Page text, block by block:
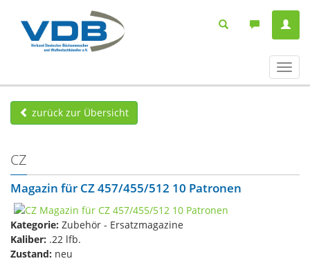
ein-/
zurück zur Übersicht
CZ
Magazin für CZ 457/455/512 10 Patronen
Kategorie: Zubehör - Ersatzmagazine
Kaliber: .22 lfb.
Zustand: neu